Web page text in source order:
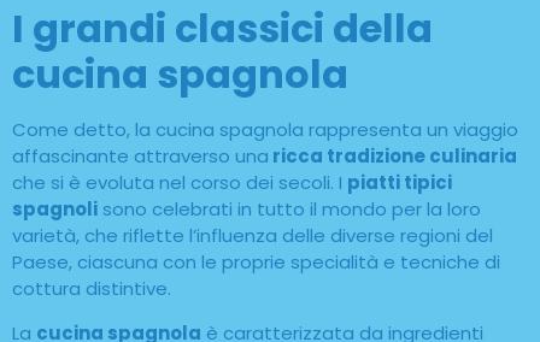
I grandi classici della
cucina spagnola
Come detto, la cucina spagnola rappresenta un viaggio
affascinante attraverso una ricca tradizione culinaria
che si è evoluta nel corso dei secoli. I piatti tipici
spagnoli sono celebrati in tutto il mondo per la loro
varietà, che riflette l’influenza delle diverse regioni del
Paese, ciascuna con le proprie specialità e tecniche di
cottura distintive.
La cucina spagnola è caratterizzata da ingredienti